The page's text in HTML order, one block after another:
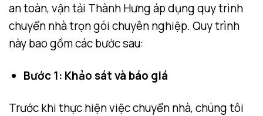
an toàn, vận tải Thành Hưng áp dụng quy trình
chuyển nhà trọn gói chuyên nghiệp. Quy trình
này bao gồm các bước sau:
Bước 1: Khảo sát và báo giá
Trước khi thực hiện việc chuyển nhà, chúng tôi